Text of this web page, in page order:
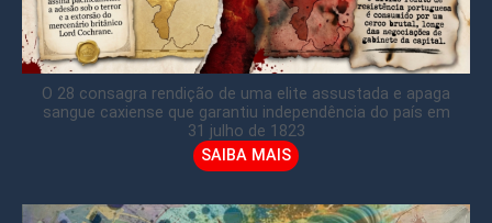
O 28 consagra rendição de uma elite assustada e apaga
sangue caxiense que garantiu independência do país em
31 julho de 1823
SAIBA MAIS